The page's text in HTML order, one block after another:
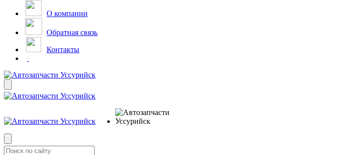
О компании
Обратная связь
Контакты